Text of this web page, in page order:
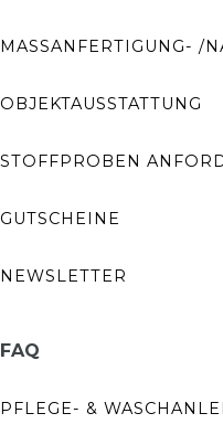
MASSANFERTIGUNG- /
OBJEKTAUSSTATTUNG
STOFFPROBEN
GUTSCHEINE
NEWSLETTER
FAQ
PFLEGE- &